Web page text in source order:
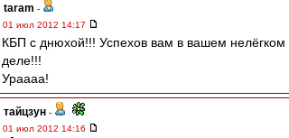
taram -
01 июл 2012 14:17
КБП с днюхой!!! Успехов вам в вашем нелёгком
деле!!!
Ураааа!
тайцзун -
01 июл 2012 14:16